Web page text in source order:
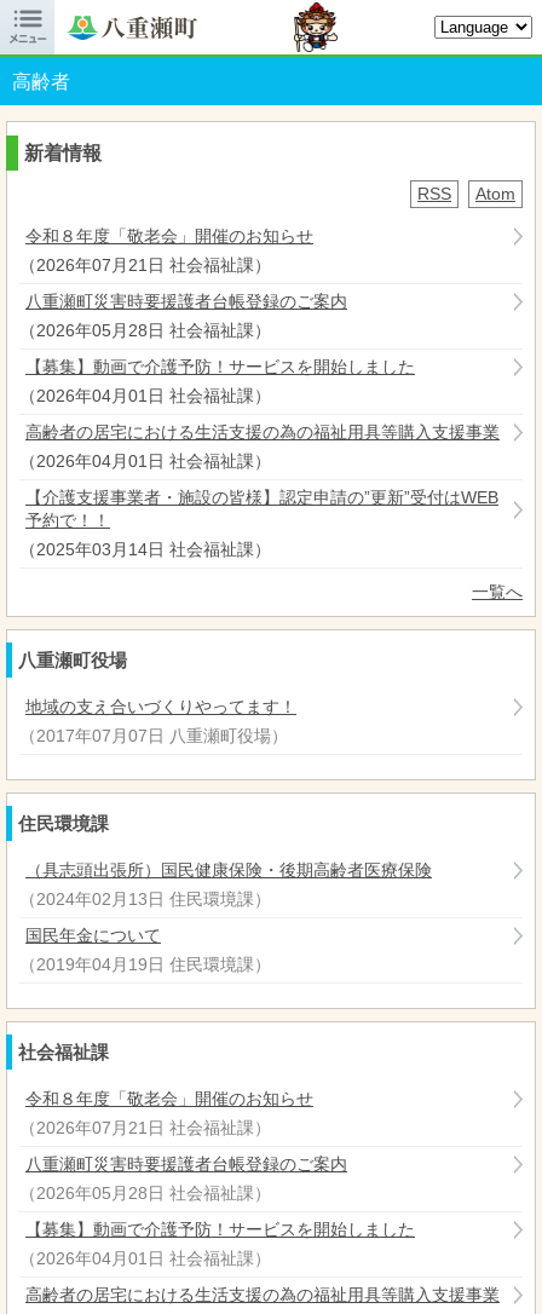
 八重瀬町オフィシャルサイト
高齢者
新着情報
RSS Atom
令和８年度「敬老会」開催のお知らせ
（2026年07月21日 社会福祉課）
八重瀬町災害時要援護者台帳登録のご案内
（2026年05月28日 社会福祉課）
【募集】動画で介護予防！サービスを開始しました
（2026年04月01日 社会福祉課）
高齢者の居宅における生活支援の為の福祉用具等購入支援事業
（2026年04月01日 社会福祉課）
【介護支援事業者・施設の皆様】認定申請の”更新”受付はWEB
予約で！！
（2025年03月14日 社会福祉課）
一覧へ
八重瀬町役場
地域の支え合いづくりやってます！
（2017年07月07日 八重瀬町役場）
住民環境課
（具志頭出張所）国民健康保険・後期高齢者医療保険
（2024年02月13日 住民環境課 ）
国民年金について
（2019年04月19日 住民環境課 ）
社会福祉課
令和８年度「敬老会」開催のお知らせ
（2026年07月21日 社会福祉課 ）
八重瀬町災害時要援護者台帳登録のご案内
（2026年05月28日 社会福祉課 ）
【募集】動画で介護予防！サービスを開始しました
（2026年04月01日 社会福祉課 ）
高齢者の居宅における生活支援の為の福祉用具等購入支援事業